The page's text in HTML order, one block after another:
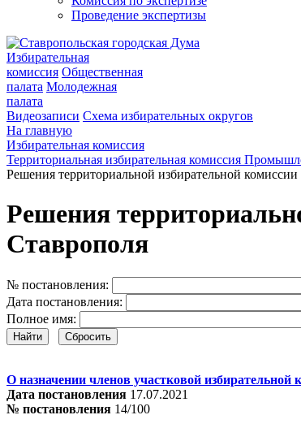
Проведение экспертизы
Избирательная
комиссия Общественная
палата Молодежная
палата
Видеозаписи Схема избирательных округов
На главную
Избирательная комиссия
Территориальная избирательная комиссия
Решения территориальной избирательной
Решения
Ставрополя
№ постановления:
Дата постановления:
Полное имя:
Найти Сбросить
О назначении членов участковой
Дата постановления 17.07.2021
№ постановления 14/100